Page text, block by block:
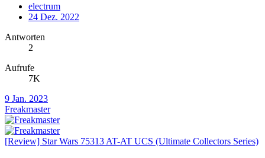
electrum
24 Dez. 2022
Antworten
2
Aufrufe
7K
9 Jan. 2023
Freakmaster
[Review] Star Wars 75313 AT-AT UCS (Ultimate Collectors Series)